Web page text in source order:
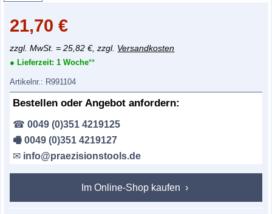
21,70€
zzgl. MwSt. = 25,82 €, zzgl. Versandkosten
● Lieferzeit:1 Woche**
Artikelnr.: R991104
Bestellen oder Angebot anfordern:
☎0049 (0)351 4219125
🖷 0049 (0)351 4219127
✉ info@praezisionstools.de
Im Online-Shop kaufen